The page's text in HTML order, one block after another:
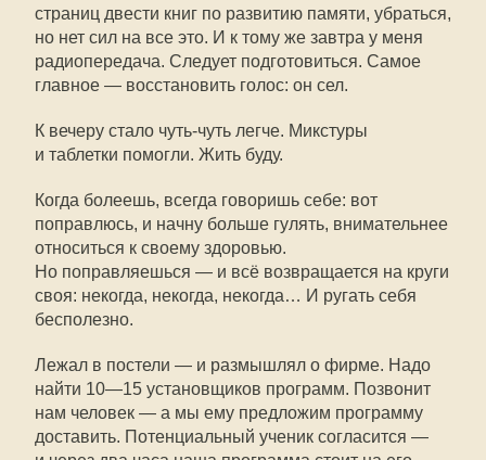
страниц двести книг по развитию памяти, убраться,
но нет сил на все это. И к тому же завтра у меня
радиопередача. Следует подготовиться. Самое
главное — восстановить голос: он сел.
К вечеру стало чуть-чуть легче. Микстуры
и таблетки помогли. Жить буду.
Когда болеешь, всегда говоришь себе: вот
поправлюсь, и начну больше гулять, внимательнее
относиться к своему здоровью.
Но поправляешься — и всё возвращается на круги
своя: некогда, некогда, некогда… И ругать себя
бесполезно.
Лежал в постели — и размышлял о фирме. Надо
найти 10—15 установщиков программ. Позвонит
нам человек — а мы ему предложим программу
доставить. Потенциальный ученик согласится —